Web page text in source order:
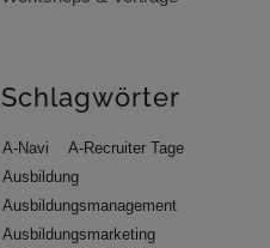
Schlagwörter
A-Navi
A-Recruiter Tage
Ausbildung
Ausbildungsmanagement
Ausbildungsmarketing